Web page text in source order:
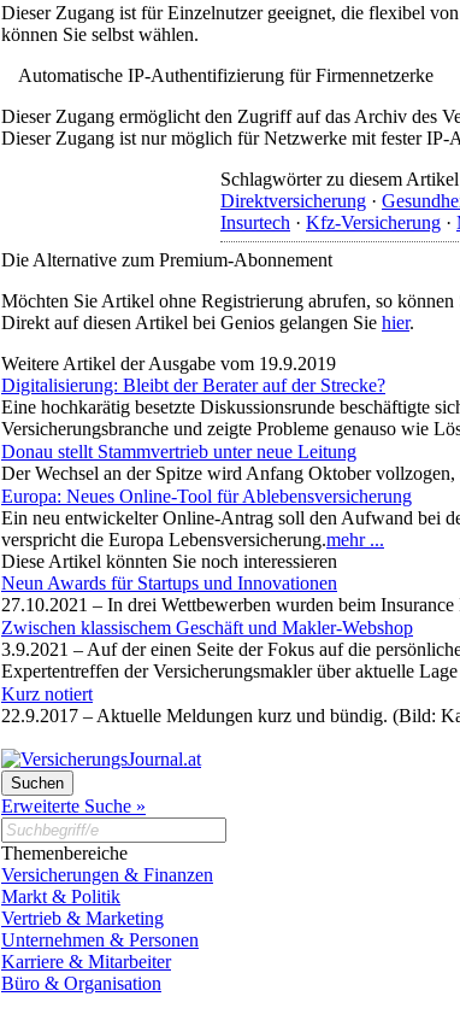
Dieser Zugang ist für Einzelnutzer geeignet, die flexibel
können Sie selbst wählen.
Automatische IP-Authentifizierung für Firmennetzerke
Dieser Zugang ermöglicht den Zugriff auf das Archiv des
Dieser Zugang ist nur möglich für Netzwerke mit fester IP-
Schlagwörter zu diesem Artikel
Direktversicherung ·
Insurtech · Kfz-Versicherung ·
Die Alternative zum Premium-Abonnement
Möchten Sie Artikel ohne Registrierung abrufen, so können
Direkt auf diesen Artikel bei Genios gelangen Sie hier.
Weitere Artikel der Ausgabe vom 19.9.2019
Digitalisierung: Bleibt der Berater auf der Strecke?
Eine hochkarätig besetzte Diskussionsrunde beschäftigte
Versicherungsbranche und zeigte Probleme genauso wie
Donau stellt Stammvertrieb unter neue Leitung
Der Wechsel an der Spitze wird Anfang Oktober
Europa: Neues Online-Tool für Ablebensversicherung
Ein neu entwickelter Online-Antrag soll den Aufwand bei
verspricht die Europa Lebensversicherung.mehr ...
Diese Artikel könnten Sie noch interessieren
Neun Awards für Startups und Innovationen
27.10.2021 – In drei Wettbewerben wurden beim
Zwischen klassischem Geschäft und Makler-Webshop
3.9.2021 – Auf der einen Seite der Fokus auf die
Expertentreffen der Versicherungsmakler über aktuelle
Kurz notiert
22.9.2017 – Aktuelle Meldungen kurz und bündig. (Bild:
Erweiterte Suche »
Themenbereiche
Versicherungen & Finanzen
Markt & Politik
Vertrieb & Marketing
Unternehmen & Personen
Karriere & Mitarbeiter
Büro & Organisation